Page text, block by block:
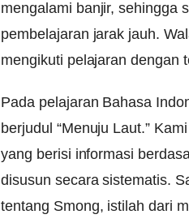
mengalami banjir, sehingga
pembelajaran jarak jauh.
mengikuti pelajaran dengan
Pada pelajaran Bahasa
berjudul “Menuju Laut.”
yang berisi informasi
disusun secara sistematis.
tentang Smong, istilah dari